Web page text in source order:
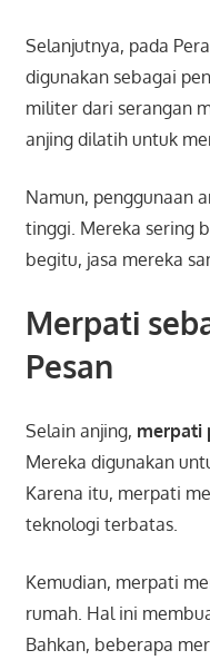
Selanjutnya, pada
digunakan sebagai
militer dari serangan
anjing dilatih untuk
Namun, penggunaan
tinggi. Mereka sering
begitu, jasa mereka
Merpati
Pesan
Selain anjing, merpati
Mereka digunakan
Karena itu, merpati
teknologi terbatas.
Kemudian, merpati
rumah. Hal ini
Bahkan, beberapa